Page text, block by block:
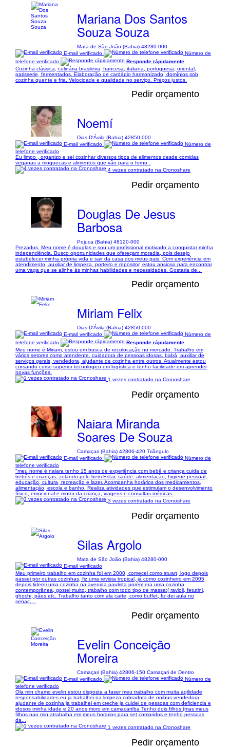
Mariana Dos Santos
Souza Souza
Mata de São João (Bahia) 48280-000
E-mail verificado
Número de
telefone verificado
Responde rápidamente
Cozinha clássica, culinária brasileira, francesa, italiana, portuguesa, oriental,
patisserie, fermentados. Elaboração de cardápio harmonizado, domínios sob
cozinha quente e fria. Velocidade e qualidade no serviço. Preços justos.
Pedir orçamento
Noemí
Dias D'Ávila (Bahia) 42850-000
E-mail verificado
Número de
telefone verificado
Eu limpo , organizo e sei cozinhar diversos tipos de alimentos desde comidas
veganas a moquecas e alimentos que vão para o forno .
4 vezes contratado na Cronoshare
Pedir orçamento
Douglas De Jesus
Barbosa
Pojuca (Bahia) 48120-000
Prezados, Meu nome é douglas e sou um profissional motivado a conquistar minha
independência. Busco oportunidades que ofereçam moradia, pois desejo
estabelecer minha própria vida e sair da casa dos meus pais. Com experiência em
atendimento, auxiliar de limpeza, porteiro e repositor, estou ansioso para encontrar
uma vaga que se alinhe às minhas habilidades e necessidades. Gostaria de...
Pedir orçamento
Miriam Felix
Dias D'Ávila (Bahia) 42850-000
E-mail verificado
Número de
telefone verificado
Responde rápidamente
Meu nome é Miriam, estou em busca de recolocação no mercado. Trabalho em
vários setores como atendente, cuidadora de pessoas idosas, babá, auxiliar de
serviços gerais, vendedora, ajudante de cozinha entre outros. Atualmente estou
cursando curso superior tecnologico em logística e tenho facilidade em aprender
novas funções.
1 vezes contratado na Cronoshare
Pedir orçamento
Naiara Miranda
Soares De Souza
Camaçari (Bahia) 42806-420 Triângulo
E-mail verificado
Número de
telefone verificado
"meu nome é naiara tenho 15 anos de experiência com bebê e criança cuida de
bebês e crianças, zelando pelo bem-Estar, saúde, alimentação, higiene pessoal,
educação, cultura, recreação e lazer. Acompanha horários dos medicamentos,
alimentação, escola e banho. Realiza atividades que estimulam o desenvolvimento
físico, emocional e motor da criança, viagens e consultas médicas.
3 vezes contratado na Cronoshare
Pedir orçamento
Silas Argolo
Mata de São João (Bahia) 48280-000
E-mail verificado
Meu primeiro trabalho em cozinha foi em 2000, comecei como stuart, logo depois
passei por outras cozinhas, fiz uma revista tropical, já como cozinheiro em 2005,
depois liderei uma cozinha na avenida paulista porém era uma cozinha
contemporânea, gostei muito, trabalho com todo tipo de massa:( ravioli, fetutini,
ghochi, pães etc. Trabalho tanto com ala carte, como buffet, fiz dei aula no
senac,...
Pedir orçamento
Evelin Conceição
Moreira
Camaçari (Bahia) 42806-150 Camaçari de Dentro
E-mail verificado
Número de
telefone verificado
Ola min chamo evelin estou disposta a faser meu trabalho com muita agilidade
responsabilidades eu ja trabalhei na limpeza cobradora de onibus vendedora
ajudante de cozinha ja trabalhei em creche ja cuidei de pessoas com deficiencia e
idosos minha idade e 20 anos moro em camacari/ba Tenho dois filhos (mas meus
filhos nao min atrabalha em meus horarios para set compridos e tenho pessoas
da...
1 vezes contratado na Cronoshare
Pedir orçamento